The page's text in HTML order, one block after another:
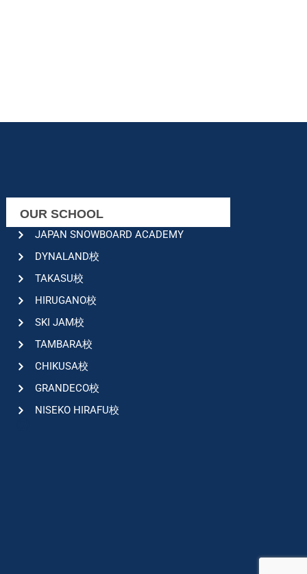
OUR SCHOOL
JAPAN SNOWBOARD ACADEMY
DYNALAND校
TAKASU校
HIRUGANO校
SKI JAM校
TAMBARA校
CHIKUSA校
GRANDECO校
NISEKO HIRAFU校